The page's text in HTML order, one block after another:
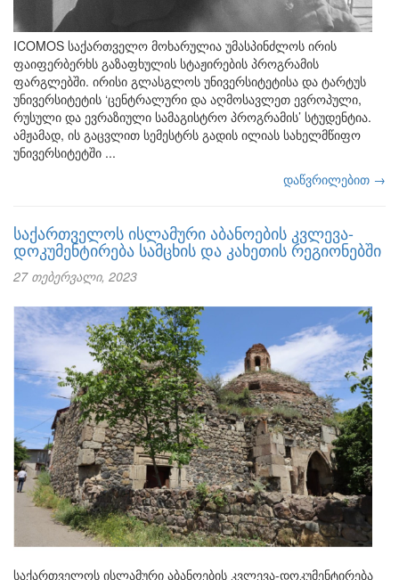
ICOMOS საქართველო მოხარულია უმასპინძლოს ირის
ფაიფერბერხს გაზაფხულის სტაჟირების პროგრამის
ფარგლებში. ირისი გლასგლოს უნივერსიტეტისა და ტარტუს
უნივერსიტეტის ‘ცენტრალური და აღმოსავლეთ ევროპული,
რუსული და ევრაზიული სამაგისტრო პროგრამის’ სტუდენტია.
ამჟამად, ის გაცვლით სემესტრს გადის ილიას სახელმწიფო
უნივერსიტეტში ...
დაწვრილებით →
საქართველოს ისლამური აბანოების კვლევა-
დოკუმენტირება სამცხის და კახეთის რეგიონებში
27 თებერვალი, 2023
საქართველოს ისლამური აბანოების კვლევა-დოკუმენტირება